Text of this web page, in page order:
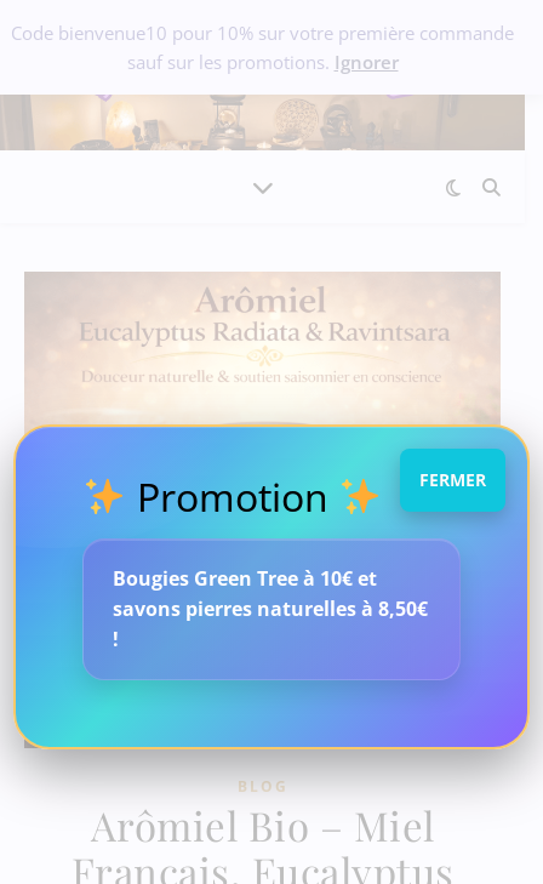
Code bienvenue10 pour 10% sur votre première commande
sauf sur les promotions. Ignorer
BLOG
Arômiel Bio – Miel
Français, Eucalyptus
Promotion
Bougies Green Tree à 10€ et
savons pierres naturelles à 8,50€
!
FERMER